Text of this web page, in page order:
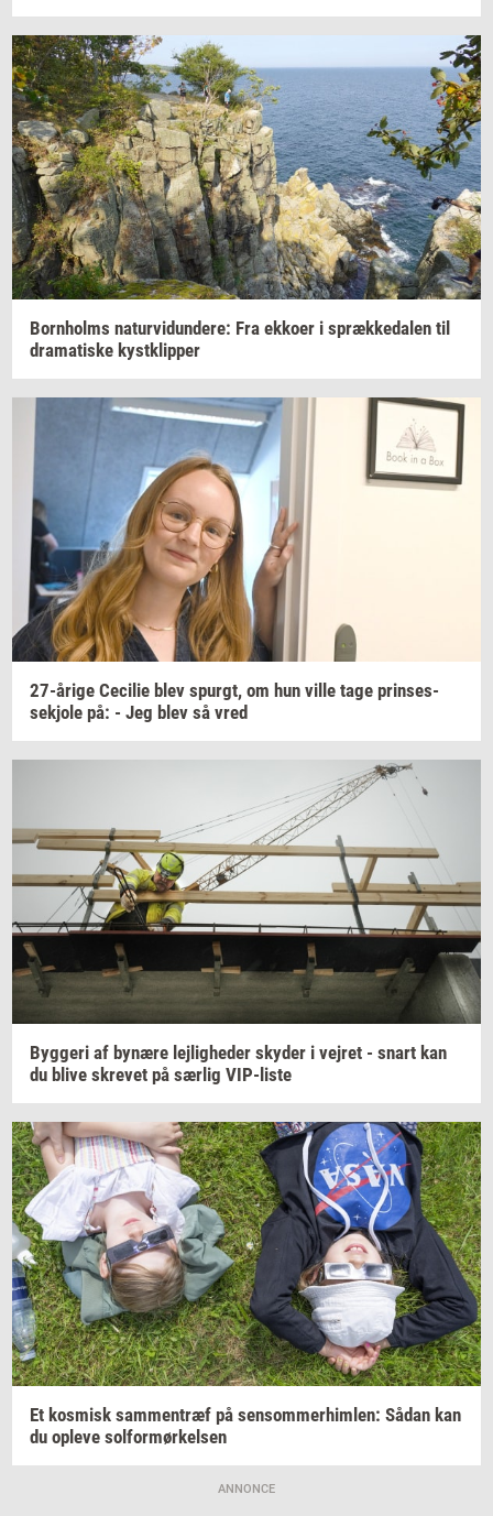
Born­holms na­tur­vi­dun­de­re: Fra ek­ko­er i spræk­ke­da­len til
dra­ma­ti­ske kyst­klip­per
27-​årige Ce­ci­lie blev spurgt, om hun ville tage prin­ses­
sekjo­le på: - Jeg blev så vred
Byg­ge­ri af by­næ­re lej­lig­he­der sky­der i vej­ret - snart kan
du blive skre­vet på sær­lig VIP-​liste
Et kos­misk sam­men­træf på sen­som­mer­him­len: Sådan kan
du op­le­ve sol­for­mør­kel­sen
ANNONCE